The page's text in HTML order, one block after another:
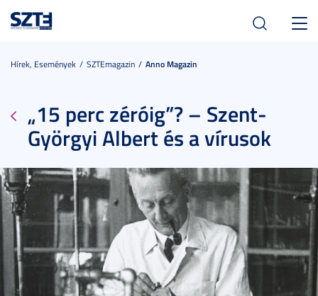
Hírek, Események SZTEmagazin Anno Magazin
„15 perc zéróig”? – Szent-
Györgyi Albert és a vírusok